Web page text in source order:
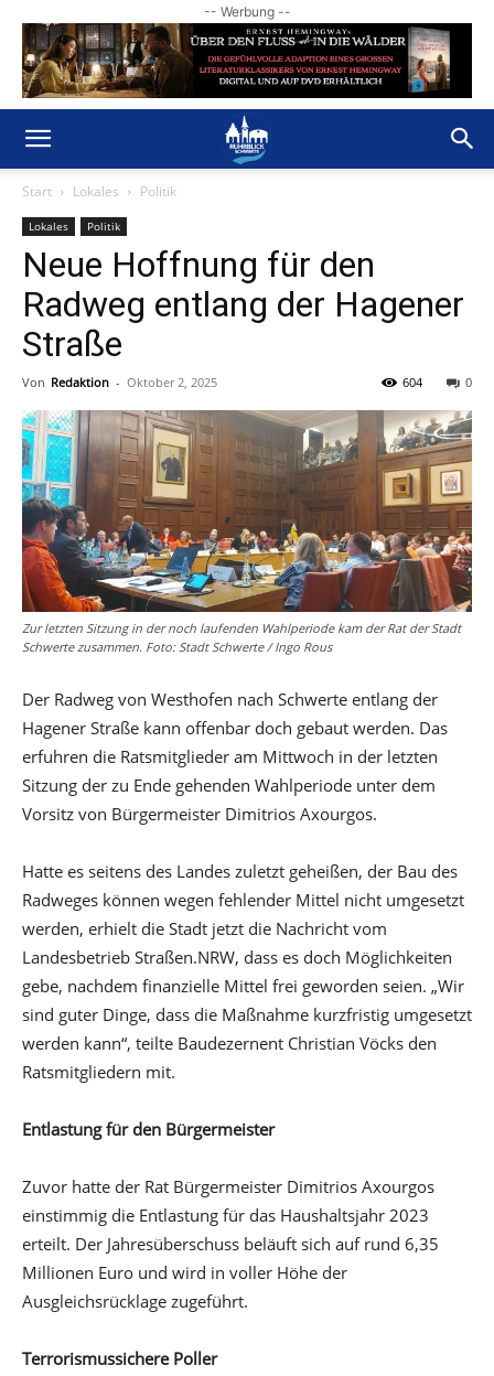
-- Werbung --
Start Lokales Politik
Lokales Politik
Neue Hoffnung für den
Radweg entlang der Hagener
Straße
Von Redaktion - Oktober 2, 2025 0
604
Zur letzten Sitzung in der noch laufenden Wahlperiode kam der Rat der Stadt
Schwerte zusammen. Foto: Stadt Schwerte / Ingo Rous
Der Radweg von Westhofen nach Schwerte entlang der
Hagener Straße kann offenbar doch gebaut werden. Das
erfuhren die Ratsmitglieder am Mittwoch in der letzten
Sitzung der zu Ende gehenden Wahlperiode unter dem
Vorsitz von Bürgermeister Dimitrios Axourgos.
Hatte es seitens des Landes zuletzt geheißen, der Bau des
Radweges können wegen fehlender Mittel nicht umgesetzt
werden, erhielt die Stadt jetzt die Nachricht vom
Landesbetrieb Straßen.NRW, dass es doch Möglichkeiten
gebe, nachdem finanzielle Mittel frei geworden seien. „Wir
sind guter Dinge, dass die Maßnahme kurzfristig umgesetzt
werden kann“, teilte Baudezernent Christian Vöcks den
Ratsmitgliedern mit.
Entlastung für den Bürgermeister
Zuvor hatte der Rat Bürgermeister Dimitrios Axourgos
einstimmig die Entlastung für das Haushaltsjahr 2023
erteilt. Der Jahresüberschuss beläuft sich auf rund 6,35
Millionen Euro und wird in voller Höhe der
Ausgleichsrücklage zugeführt.
Terrorismussichere Poller